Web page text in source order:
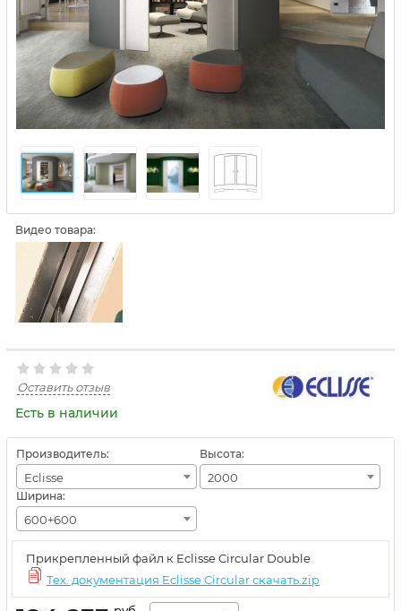
Видео товара:
Оставить отзыв
Есть в наличии
Производитель:
Eclisse
Высота:
2000
Ширина:
600+600
Прикрепленный файл к Eclisse Circular Double
Тех. документация Eclisse Circular скачать.zip